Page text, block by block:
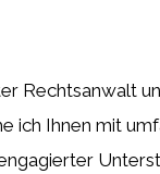
Rechtsanwalt
ich Ihnen mit